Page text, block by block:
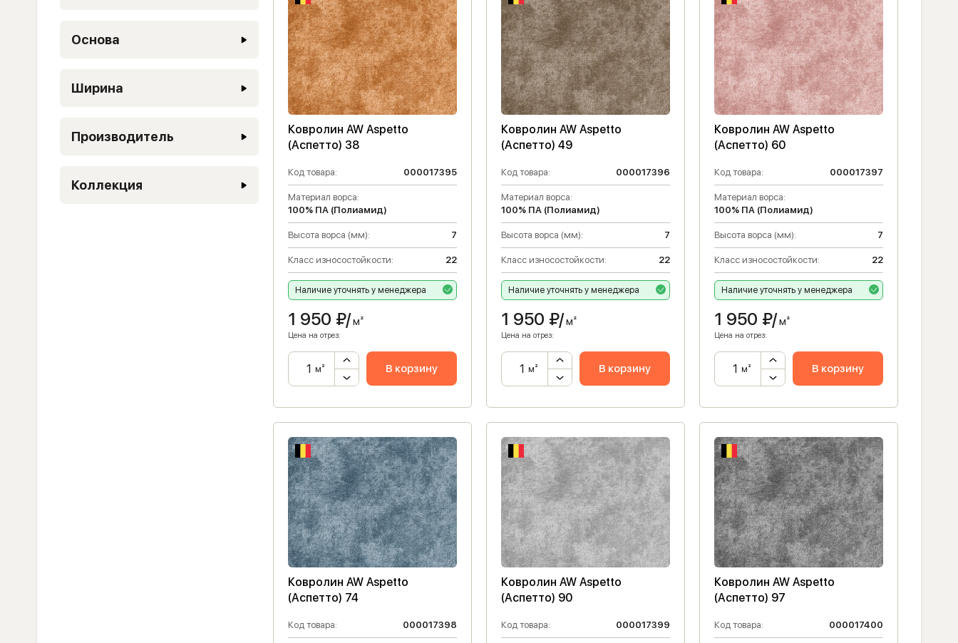
Основа
Ширина
Производитель
Коллекция
Ковролин AW Aspetto
(Аспетто) 38
Код товара: 000017395
Материал ворса:
100% ПА (Полиамид)
Высота ворса (мм): 7
Класс износостойкости: 22
Наличие уточнять у менеджера
1 950 ₽/м²
Цена на отрез:
м² В корзину
Ковролин AW Aspetto
(Аспетто) 49
Код товара: 000017396
Материал ворса:
100% ПА (Полиамид)
Высота ворса (мм): 7
Класс износостойкости: 22
Наличие уточнять у менеджера
1 950 ₽/м²
Цена на отрез:
м² В корзину
Ковролин AW Aspetto
(Аспетто) 60
Код товара: 000017397
Материал ворса:
100% ПА (Полиамид)
Высота ворса (мм): 7
Класс износостойкости: 22
Наличие уточнять у менеджера
1 950 ₽/м²
Цена на отрез:
м² В корзину
Ковролин AW Aspetto
(Аспетто) 74
Код товара: 000017398
Ковролин AW Aspetto
(Аспетто) 90
Код товара: 000017399
Ковролин AW Aspetto
(Аспетто) 97
Код товара: 000017400